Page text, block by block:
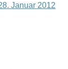
Januar 2012